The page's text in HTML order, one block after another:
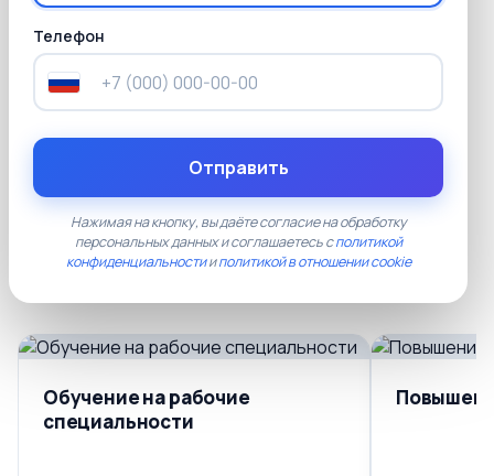
Телефон
Отправить
Нажимая на кнопку, вы даёте согласие на обработку
персональных данных и соглашаетесь сполитикой
конфиденциальностииполитикой в отношении cookie
05
Наши тарифы
Прозрачные цены без скрытых платежей.
Документы установленного образца, лицензия
Рособрнадзора, доставка по всей России
включена в стоимость.
Обучение на рабочие
специальности